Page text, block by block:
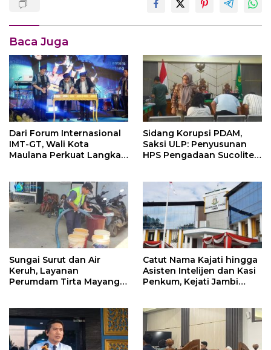
Baca Juga
Dari Forum Internasional
IMT-GT, Wali Kota
Maulana Perkuat Langkah
Sidang Korupsi PDAM,
Saksi ULP: Penyusunan
HPS Pengadaan Sucolite
Sungai Surut dan Air
Keruh, Layanan
Perumdam Tirta Mayang
Catut Nama Kajati hingga
Asisten Intelijen dan Kasi
Penkum, Kejati Jambi